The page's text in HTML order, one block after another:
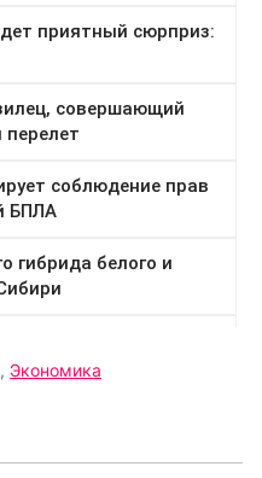
, Экономика